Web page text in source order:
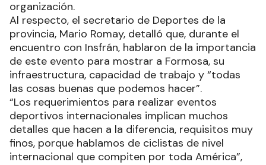
organización.
Al respecto, el secretario de Deportes de la
provincia, Mario Romay, detalló que, durante el
encuentro con Insfrán, hablaron de la importancia
de este evento para mostrar a Formosa, su
infraestructura, capacidad de trabajo y “todas
las cosas buenas que podemos hacer”.
“Los requerimientos para realizar eventos
deportivos internacionales implican muchos
detalles que hacen a la diferencia, requisitos muy
finos, porque hablamos de ciclistas de nivel
internacional que compiten por toda América”,